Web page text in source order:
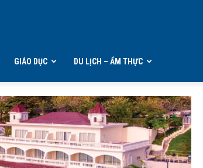
GIÁO DỤC DU LỊCH – ẨM THỰC